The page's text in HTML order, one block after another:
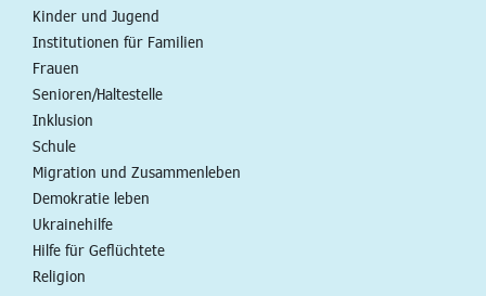
Kinder und Jugend
Institutionen für Familien
Frauen
Senioren/Haltestelle
Inklusion
Schule
Migration und Zusammenleben
Demokratie leben
Ukrainehilfe
Hilfe für Geflüchtete
Religion